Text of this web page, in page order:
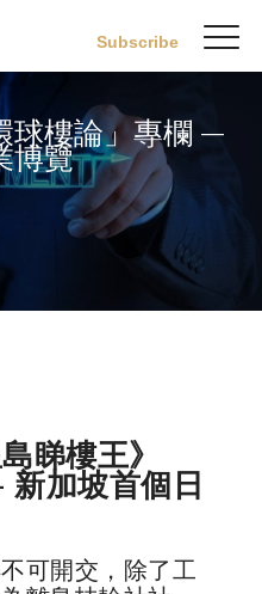
Subscribe
球樓論」專欄 —
博覽
睇樓王》
加坡首個日
可開交，除了工